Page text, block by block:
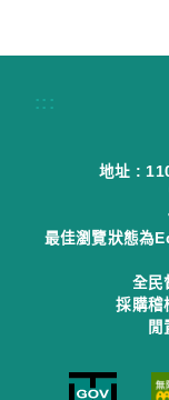
:::
地址 :
最佳瀏覽狀態為
全民
採購稽
閒